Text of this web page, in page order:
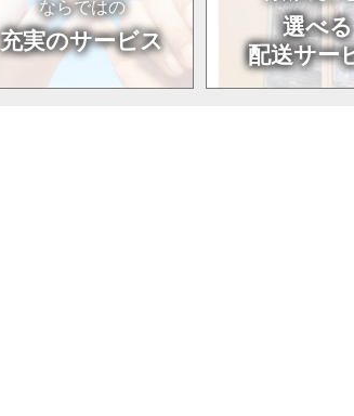
ならではの
充実のサービス
選べる
配送サー